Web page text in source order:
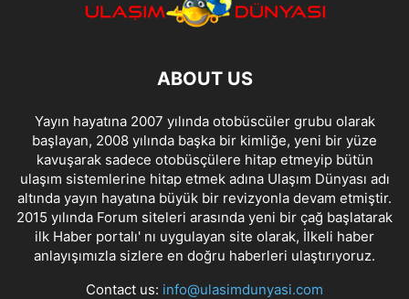
ABOUT US
Yayın hayatına 2007 yılında otobüscüler grubu olarak
başlayan, 2008 yılında başka bir kimliğe, yeni bir yüze
kavuşarak sadece otobüsçülere hitap etmeyip bütün
ulaşım sistemlerine hitap etmek adına Ulaşım Dünyası adı
altında yayın hayatına büyük bir revizyonla devam etmiştir.
2015 yılında Forum siteleri arasında yeni bir çağ başlatarak
ilk Haber portalı' nı uygulayan site olarak, İlkeli haber
anlayışımızla sizlere en doğru haberleri ulaştırıyoruz.
Contact us: info@ulasimdunyasi.com